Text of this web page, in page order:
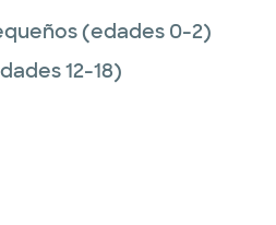
(edades 0-2)
12-18)